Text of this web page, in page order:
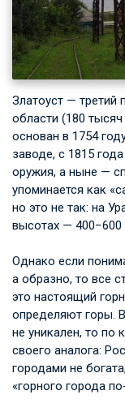
Златоуст — третий
области (180
основан в 1754
заводе, с 1815
оружия, а ныне —
упоминается как
но это не так: на
высотах — 400−600
Однако если
а образно, то все
это настоящий
определяют горы.
не уникален, то по
своего аналога:
городами не
«горного города